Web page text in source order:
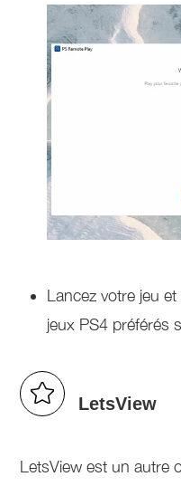
Lancez votre jeu
jeux PS4 préférés
LetsView
LetsView est un autre